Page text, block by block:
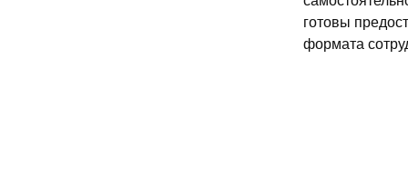
готовы
формата